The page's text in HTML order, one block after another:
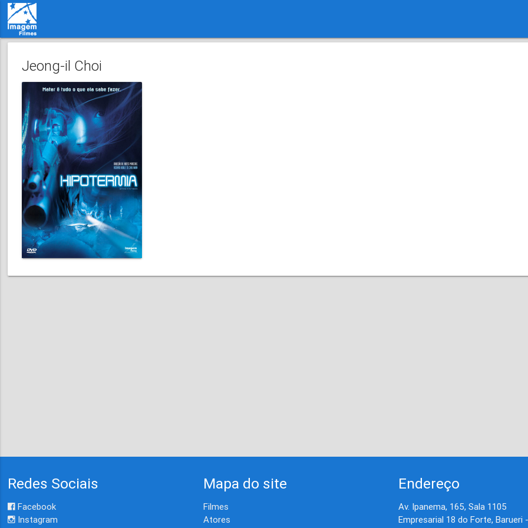
Jeong-il Choi
Redes Sociais
Facebook
Instagram
Mapa do site
Filmes
Atores
Endereço
Av. Ipanema, 165, Sala 1105
Empresarial 18 do Forte, Barueri